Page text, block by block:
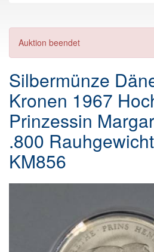
Auktion beendet
Silbermünze
Kronen 1967
Prinzessin
.800
KM856